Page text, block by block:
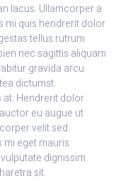
lacus. Ullamcorper a
mi quis hendrerit dolor
tellus rutrum
nec sagittis aliquam
gravida arcu.
dictumst.
at. Hendrerit dolor
eu augue ut
velit sed
eget mauris
dignissim
sit.